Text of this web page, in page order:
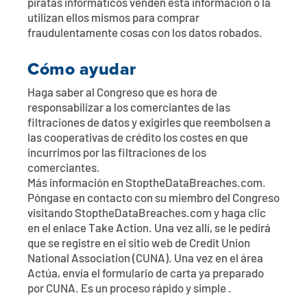
piratas informáticos venden esta información o la
utilizan ellos mismos para comprar
fraudulentamente cosas con los datos robados.
Cómo ayudar
Haga saber al Congreso que es hora de
responsabilizar a los comerciantes de las
filtraciones de datos y exigirles que reembolsen a
las cooperativas de crédito los costes en que
incurrimos por las filtraciones de los
comerciantes.
Más información en StoptheDataBreaches.com.
Póngase en contacto con su miembro del Congreso
visitando StoptheDataBreaches.com y haga clic
en el enlace Take Action. Una vez allí, se le pedirá
que se registre en el sitio web de Credit Union
National Association (CUNA). Una vez en el área
Actúa, envía el formulario de carta ya preparado
por CUNA. Es un proceso rápido y simple .